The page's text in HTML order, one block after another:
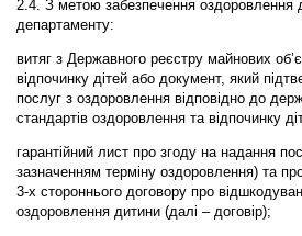
2.4. З метою забезпечення оздоровлення
департаменту:
витяг з Державного реєстру майнових
відпочинку дітей або документ, який
послуг з оздоровлення відповідно до
стандартів оздоровлення та відпочинку
гарантійний лист про згоду на надання
зазначенням терміну оздоровлення) та
3-х стороннього договору про
оздоровлення дитини (далі – договір);